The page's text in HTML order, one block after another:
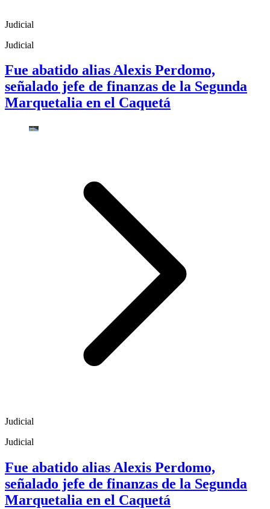
Judicial
Judicial
Fue abatido alias Alexis Perdomo,
señalado jefe de finanzas de la Segunda
Marquetalia en el Caquetá
Judicial
Judicial
Fue abatido alias Alexis Perdomo,
señalado jefe de finanzas de la Segunda
Marquetalia en el Caquetá